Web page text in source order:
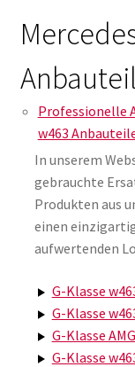
Professionelle
w463
In unserem
gebrauchte
Produkten aus
einen
aufwertenden
G-Klasse
G-Klasse
G-Klasse
G-Klasse